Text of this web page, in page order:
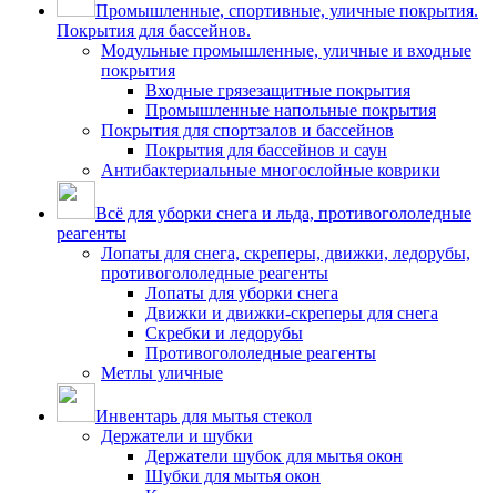
Промышленные, спортивные, уличные покрытия.
Покрытия для бассейнов.
Модульные промышленные, уличные и входные
покрытия
Входные грязезащитные покрытия
Промышленные напольные покрытия
Покрытия для спортзалов и бассейнов
Покрытия для бассейнов и саун
Антибактериальные многослойные коврики
Всё для уборки снега и льда, противогололедные
реагенты
Лопаты для снега, скреперы, движки, ледорубы,
противогололедные реагенты
Лопаты для уборки снега
Движки и движки-скреперы для снега
Скребки и ледорубы
Противогололедные реагенты
Метлы уличные
Инвентарь для мытья стекол
Держатели и шубки
Держатели шубок для мытья окон
Шубки для мытья окон